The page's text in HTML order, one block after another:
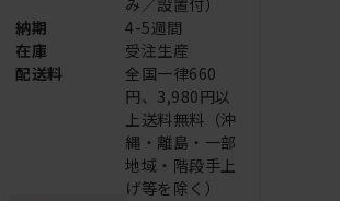
み／設置付）
納期
4-5週間
在庫
受注生産
配送料
全国一律660
円、3,980円以
上送料無料（沖
縄・離島・一部
地域・階段手上
げ等を除く）